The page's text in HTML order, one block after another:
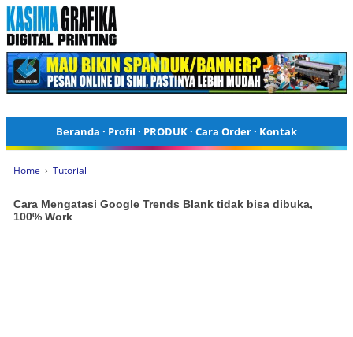
Beranda · Profil · PRODUK· Cara Order· Kontak
Home › Tutorial
Cara Mengatasi Google Trends Blank tidak bisa dibuka,
100% Work